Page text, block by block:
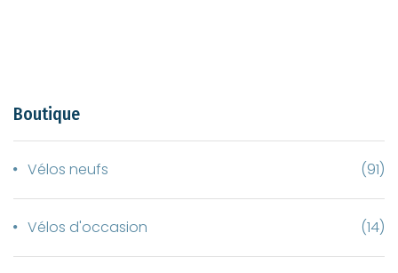
Boutique
Vélos neufs (91)
Vélos d'occasion (14)